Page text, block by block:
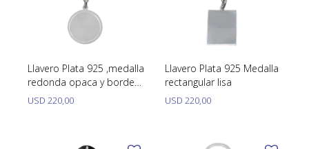
Llavero Plata 925 ,medalla
redonda opaca y borde
pulido
USD 220,00
Llavero Plata 925 Medalla
rectangular lisa
USD 220,00